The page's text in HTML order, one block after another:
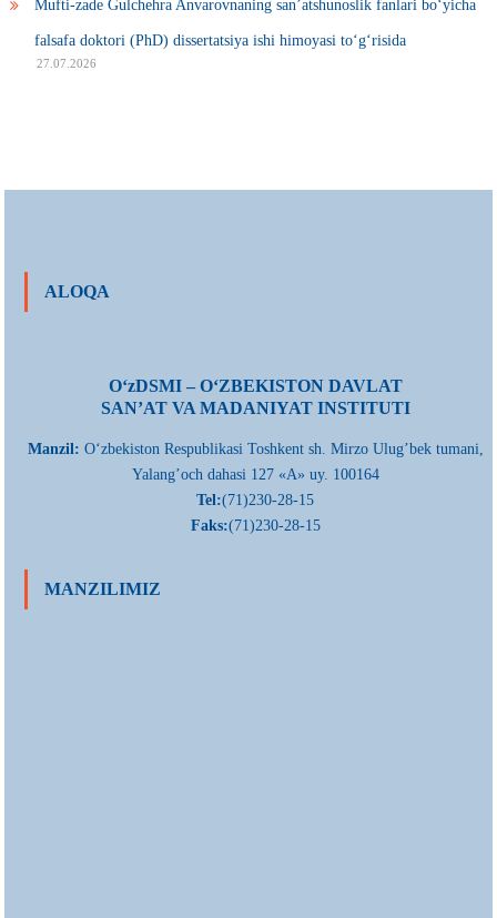
Mufti-zade Gulchehra Anvarovnaning san’atshunoslik fanlari bo‘yicha
falsafa doktori (PhD) dissertatsiya ishi himoyasi to‘g‘risida
27.07.2026
ALOQA
О‘zDSMI – О‘ZBEKISTON DAVLAT
SAN’AT VA MADANIYAT INSTITUTI
Manzil: О‘zbekiston Respublikasi Toshkent sh. Mirzo Ulug’bek tumani,
Yalang’och dahasi 127 «A» uy. 100164
Tel:(71)230-28-15
Faks:(71)230-28-15
MANZILIMIZ